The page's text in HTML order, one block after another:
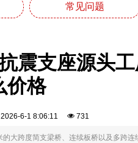
常见问题
震支座源头
价格
2026-6-1 8:06:11 731
大跨度简支梁桥、连续板桥以及多跨